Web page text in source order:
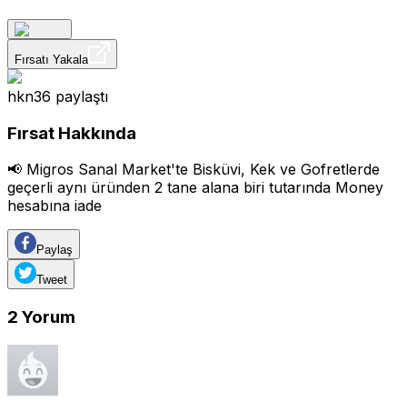
Fırsatı Yakala
hkn36 paylaştı
Fırsat Hakkında
📢 Migros Sanal Market'te Bisküvi, Kek ve Gofretlerde
geçerli aynı üründen 2 tane alana biri tutarında Money
hesabına iade
Paylaş
Tweet
2 Yorum